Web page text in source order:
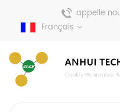
appelle
envoyer un
Français